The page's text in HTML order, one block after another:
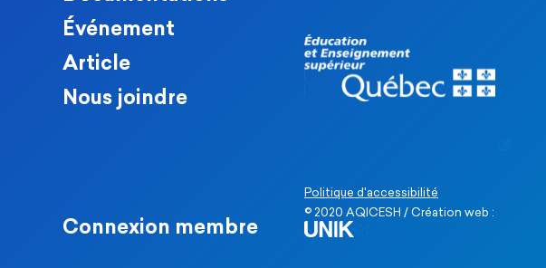
Événement
Article
Nous joindre
Connexion membre
Politique d'accessibilité
© 2020 AQICESH / Création web :